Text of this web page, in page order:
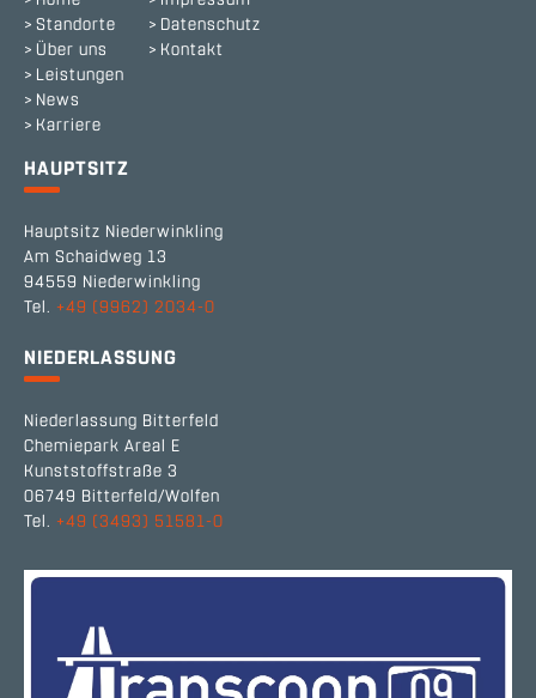
Standorte
Über uns
Leistungen
News
Karriere
Datenschutz
Kontakt
HAUPTSITZ
Hauptsitz Niederwinkling
Am Schaidweg 13
94559 Niederwinkling
Tel. +49 (9962) 2034-0
NIEDERLASSUNG
Niederlassung Bitterfeld
Chemiepark Areal E
Kunststoffstraße 3
06749 Bitterfeld/Wolfen
Tel. +49 (3493) 51581-0